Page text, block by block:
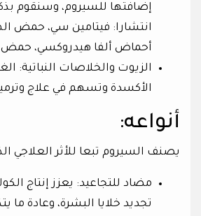
إضافتها للسيروم، وسنقوم بذكر
انتشارا: فيتامين سي، حمض
أحماض ألفا هيدروكسي،
الزيوت والخلاصات النباتية:
الأكسدة وتسهم في علاج
أنواعه:
يصنف السيروم تبعا للأثر العلاجي
مضاد للتجاعيد: يعزز إنتاج
تجديد خلايا البشرة، وعادة ما